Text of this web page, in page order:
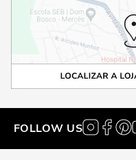
FOLLOW US